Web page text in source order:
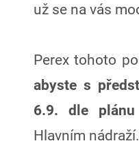
už se na vás
Perex tohoto
abyste s
6.9. dle plánu
Hlavním nádraží.